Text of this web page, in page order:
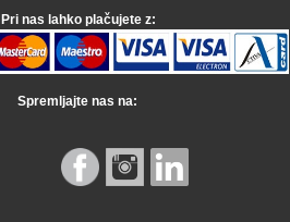
Pri nas lahko plačujete z:
Spremljajte nas na: